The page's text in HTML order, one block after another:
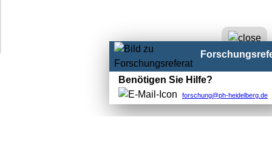
Benötigen Sie Hilfe?
forschung@ph-heidelberg.de